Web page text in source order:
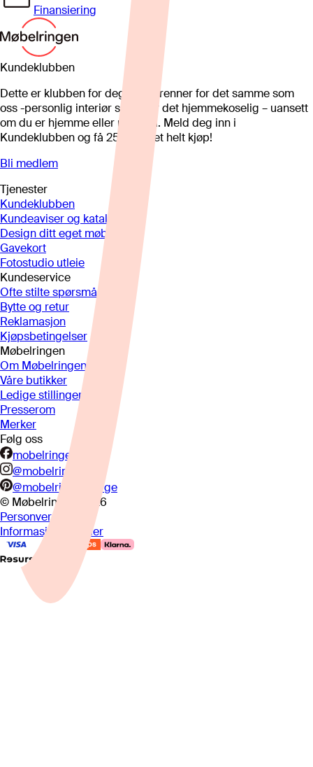
Finansiering
Kundeklubben
Dette er klubben for deg som brenner for det samme som
oss -personlig interiør som gjør det hjemmekoselig – uansett
om du er hjemme eller på hytta. Meld deg inn i
Kundeklubben og få 25%* på et helt kjøp!
Bli medlem
Tjenester
Kundeklubben
Kundeaviser og kataloger
Design ditt eget møbel
Gavekort
Fotostudio utleie
Kundeservice
Ofte stilte spørsmål
Bytte og retur
Reklamasjon
Kjøpsbetingelser
Møbelringen
Om Møbelringen
Våre butikker
Ledige stillinger
Presserom
Merker
Følg oss
mobelringen.no
@mobelringen
@mobelringennorge
© Møbelringen
2026
Personvern
Informasjonskapsler